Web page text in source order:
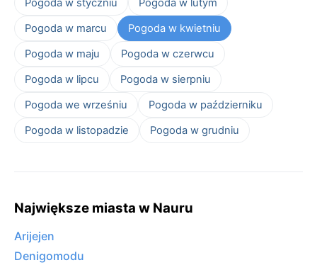
Pogoda w styczniu
Pogoda w lutym
Pogoda w marcu
Pogoda w kwietniu
Pogoda w maju
Pogoda w czerwcu
Pogoda w lipcu
Pogoda w sierpniu
Pogoda we wrześniu
Pogoda w październiku
Pogoda w listopadzie
Pogoda w grudniu
Największe miasta w Nauru
Arijejen
Denigomodu